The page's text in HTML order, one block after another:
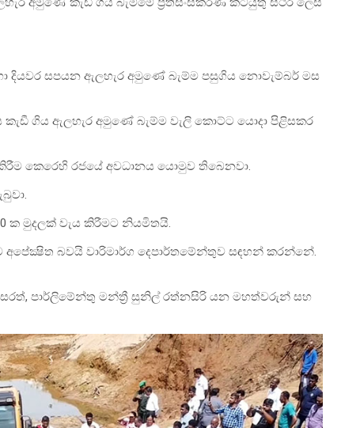
දියවර සපයන ඇලහැර අමුණේ බැම්ම පසුගිය නොවැම්බර් මස
කැඩී ගිය ඇලහැර අමුණේ බැම්ම වැලි ‍කොට්ට යොදා පිළිසකර
කෙරෙහි රජයේ අවධානය යොමුව තිබෙනවා.
ක මුදලක් වැය කිරීමට නියමිතයි.
බවයි වාරිමාර්ග දෙපාර්තමේන්තුව සඳහන් කරන්නේ.
පාර්ලිමේන්තු මන්ත්‍රී සුනිල් රත්නසිරි යන මහත්වරුන් සහ